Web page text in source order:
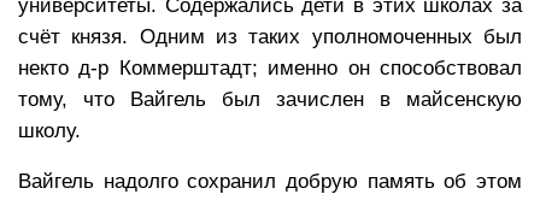
университеты. Содержались дети в этих школах за
счёт князя. Одним из таких уполномоченных был
некто д-р Коммерштадт; именно он способствовал
тому, что Вайгель был зачислен в майсенскую
школу.
Вайгель надолго сохранил добрую память об этом